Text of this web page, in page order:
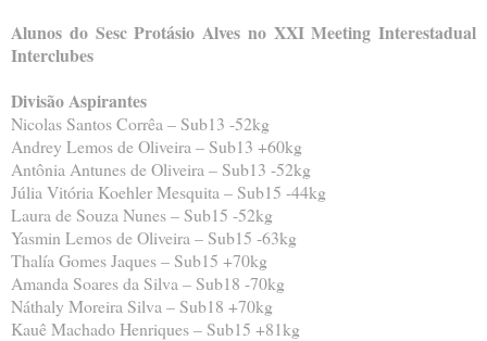
Alunos do Sesc Protásio Alves no XXI Meeting Interestadual
Interclubes
Divisão Aspirantes
Nicolas Santos Corrêa – Sub13 -52kg
Andrey Lemos de Oliveira – Sub13 +60kg
Antônia Antunes de Oliveira – Sub13 -52kg
Júlia Vitória Koehler Mesquita – Sub15 -44kg
Laura de Souza Nunes – Sub15 -52kg
Yasmin Lemos de Oliveira – Sub15 -63kg
Thalía Gomes Jaques – Sub15 +70kg
Amanda Soares da Silva – Sub18 -70kg
Náthaly Moreira Silva – Sub18 +70kg
Kauê Machado Henriques – Sub15 +81kg